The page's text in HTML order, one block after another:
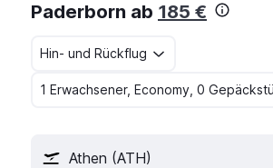
Paderborn ab 185 €
Hin- und Rückflug
1 Erwachsener, Economy, 0
Athen (ATH)